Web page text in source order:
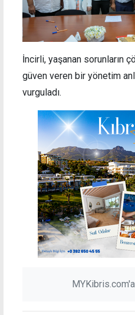
İncirli, yaşanan sorunların
güven veren bir yönetim
vurguladı.